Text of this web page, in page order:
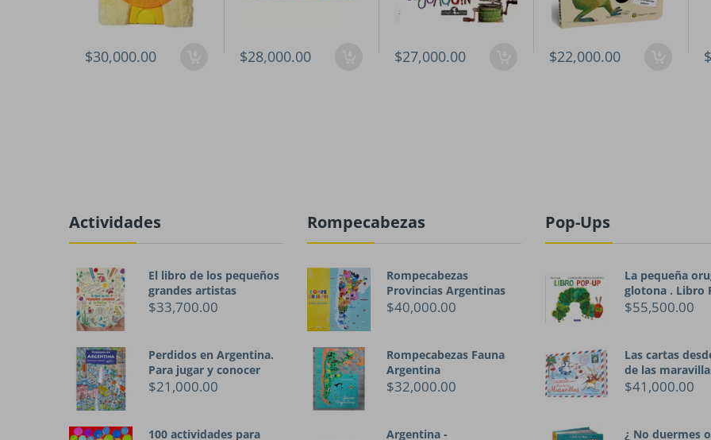
$30,000.00 $28,000.00 $27,000.00 $22,000.00
Actividades
El libro de los pequeños
grandes artistas
$33,700.00
Perdidos en Argentina.
Para jugar y conocer
$21,000.00
100 actividades para
Rompecabezas
Rompecabezas
Provincias Argentinas
$40,000.00
Rompecabezas Fauna
Argentina
$32,000.00
Argentina -
Pop-Ups
La pequeña
glotona . Libro
$55,500.00
Las cartas
de las
$41,000.00
¿ No duermes